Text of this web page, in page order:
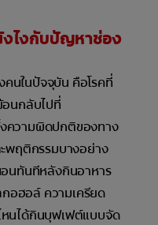
งไงกับปัญหาช่อง
นในปัจจุบัน คือโรคที่
อนกลับไปที่
ความผิดปกติของทาง
พฤติกรรมบางอย่าง
อนทันทีหลังกินอาหาร
อฮอล์ ความเครียด
หนได้กินบุฟเฟต์แบบจัด